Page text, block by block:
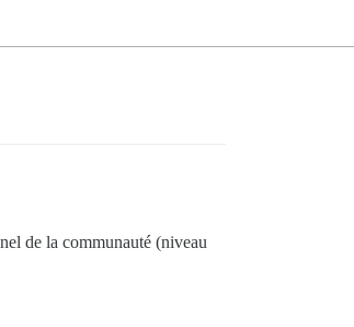
de la communauté (niveau